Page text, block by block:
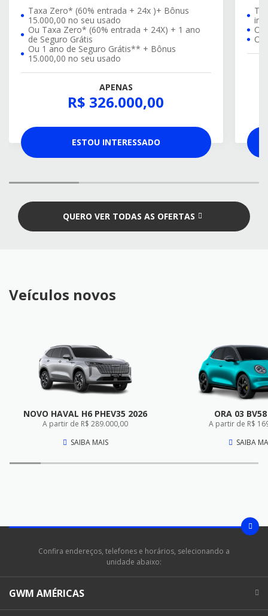
Taxa Zero* (60% entrada + 24x )+ Bônus
15.000,00 no seu usado
Ou Taxa Zero* (60% entrada + 24X) + 1 ano
de Seguro Grátis
Ou 1 ano de Seguro Grátis** + Bônus
15.000,00 no seu usado
APENAS
R$ 326.000,00
ESTOU INTERESSADO
in
QUERO VER TODAS AS OFERTAS
Veículos novos
NOVO HAVAL H6 PHEV35 2026
A partir de R$ 289.000,00
SAIBA MAIS
ORA 03
A partir de R$
SAIBA
Confira endereços, telefones e horários, selecionando a
unidade abaixo:
GWM AMÉRICAS